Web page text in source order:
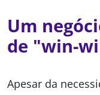
Um
de "win-
Apesar da